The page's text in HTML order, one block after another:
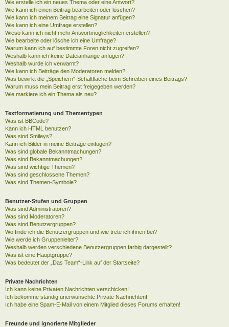
Wie erstelle ich ein neues Thema oder eine Antwort?
Wie kann ich einen Beitrag bearbeiten oder löschen?
Wie kann ich meinem Beitrag eine Signatur anfügen?
Wie kann ich eine Umfrage erstellen?
Wieso kann ich nicht mehr Antwortmöglichkeiten erstellen?
Wie bearbeite oder lösche ich eine Umfrage?
Warum kann ich auf bestimmte Foren nicht zugreifen?
Weshalb kann ich keine Dateianhänge anfügen?
Weshalb wurde ich verwarnt?
Wie kann ich Beiträge den Moderatoren melden?
Was bewirkt die „Speichern“-Schaltfläche beim Schreiben eines Beitrags?
Warum muss mein Beitrag erst freigegeben werden?
Wie markiere ich ein Thema als neu?
Textformatierung und Thementypen
Was ist BBCode?
Kann ich HTML benutzen?
Was sind Smileys?
Kann ich Bilder in meine Beiträge einfügen?
Was sind globale Bekanntmachungen?
Was sind Bekanntmachungen?
Was sind wichtige Themen?
Was sind geschlossene Themen?
Was sind Themen-Symbole?
Benutzer-Stufen und Gruppen
Was sind Administratoren?
Was sind Moderatoren?
Was sind Benutzergruppen?
Wo finde ich die Benutzergruppen und wie trete ich ihnen bei?
Wie werde ich Gruppenleiter?
Weshalb werden verschiedene Benutzergruppen farbig dargestellt?
Was ist eine Hauptgruppe?
Was bedeutet der „Das Team“-Link auf der Startseite?
Private Nachrichten
Ich kann keine Privaten Nachrichten verschicken!
Ich bekomme ständig unerwünschte Private Nachrichten!
Ich habe eine Spam-E-Mail von einem Mitglied dieses Forums erhalten!
Freunde und ignorierte Mitglieder